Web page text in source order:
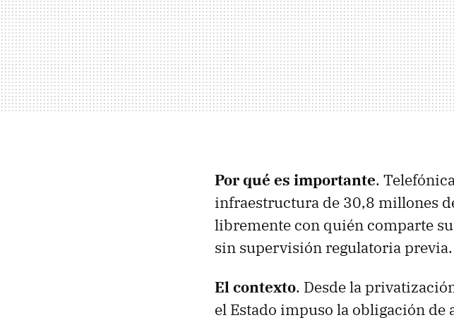
Por qué es importante.
infraestructura de 30,8 millones
libremente con quién comparte
sin supervisión regulatoria previa.
El contexto. Desde la
el Estado impuso la obligación